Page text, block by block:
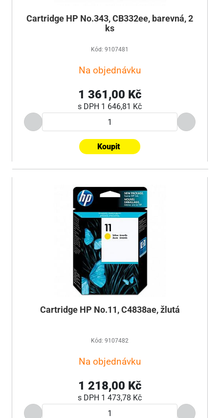
Cartridge HP No.343, CB332ee, barevná, 2
ks
Kód: 9107481
Na objednávku
1 361,00 Kč
s DPH 1 646,81 Kč
Koupit
Cartridge HP No.11, C4838ae, žlutá
Kód: 9107482
Na objednávku
1 218,00 Kč
s DPH 1 473,78 Kč